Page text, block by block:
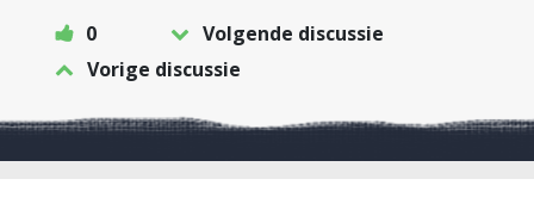
0
Volgende discussie
Vorige discussie